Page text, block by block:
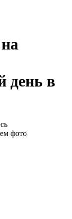
день в
фото